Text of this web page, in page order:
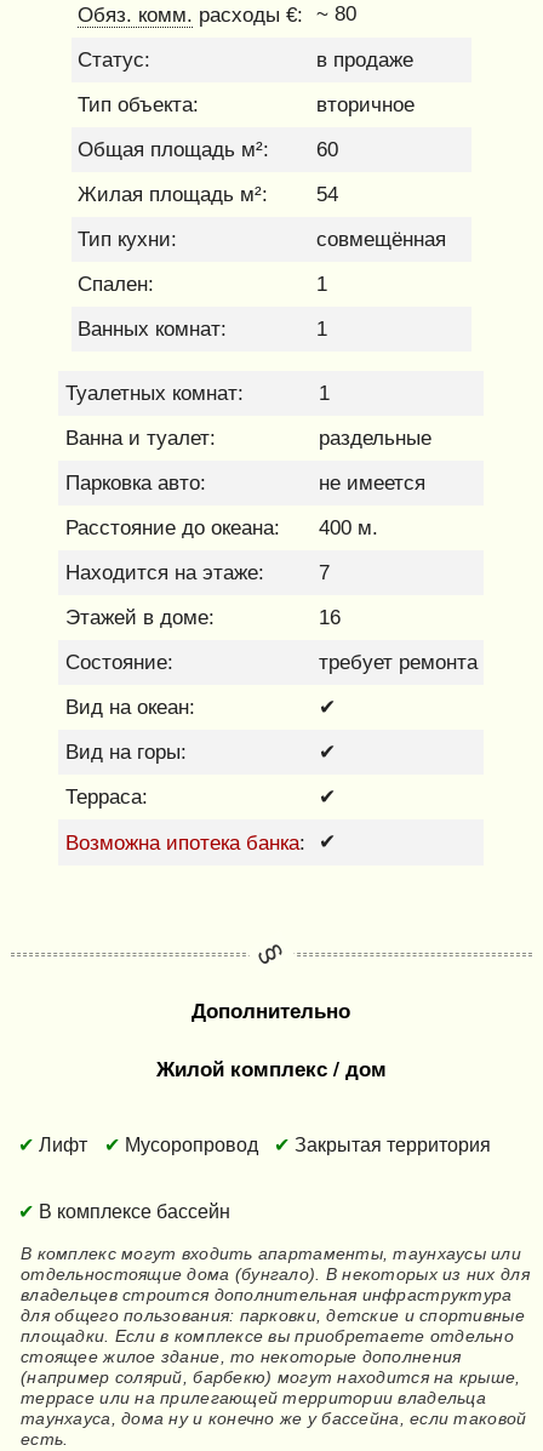
Обяз. комм. расходы €:
~ 80
Статус:
в продаже
Тип объекта:
вторичное
Общая площадь м²:
60
Жилая площадь м²:
54
Тип кухни:
совмещённая
Спален:
1
Ванных комнат:
1
Туалетных комнат:
1
Ванна и туалет:
раздельные
Парковка авто:
не имеется
Расстояние до океана:
400 м.
Находится на этаже:
7
Этажей в доме:
16
Состояние:
требует ремонта
Вид на океан:
✔
Вид на горы:
✔
Терраса:
✔
Возможна ипотека банка: ✔
Дополнительно
Жилой комплекс / дом
Лифт Мусоропровод Закрытая территория
В комплексе бассейн
В комплекс могут входить апартаменты, таунхаусы или
отдельностоящие дома (бунгало). В некоторых из них для
владельцев строится дополнительная инфраструктура
для общего пользования: парковки, детские и спортивные
площадки. Если в комплексе вы приобретаете отдельно
стоящее жилое здание, то некоторые дополнения
(например солярий, барбекю) могут находится на крыше,
террасе или на прилегающей территории владельца
таунхауса, дома ну и конечно же у бассейна, если таковой
есть.